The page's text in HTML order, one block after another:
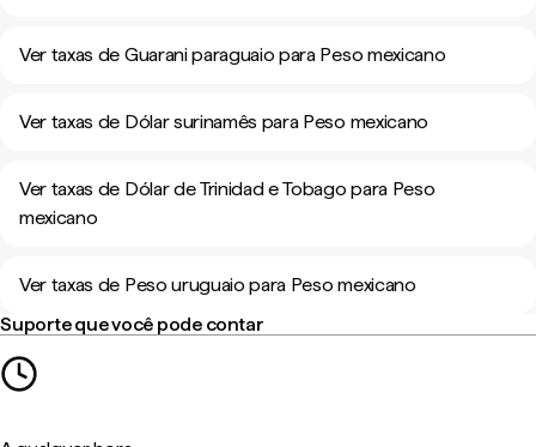
Ver taxas de Guarani paraguaio para Peso mexicano
Ver taxas de Dólar surinamês para Peso mexicano
Ver taxas de Dólar de Trinidad e Tobago para Peso
mexicano
Ver taxas de Peso uruguaio para Peso mexicano
Suporte que você pode contar